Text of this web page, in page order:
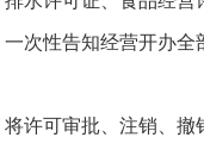
次性告知经营开办
许可审批、注销、